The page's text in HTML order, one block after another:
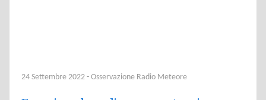
24 Settembre 2022 - Osservazione Radio Meteore